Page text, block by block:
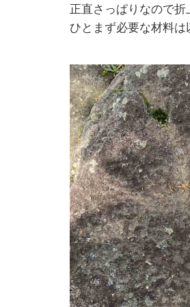
正直さっぱりなので
ひとまず必要な材料は